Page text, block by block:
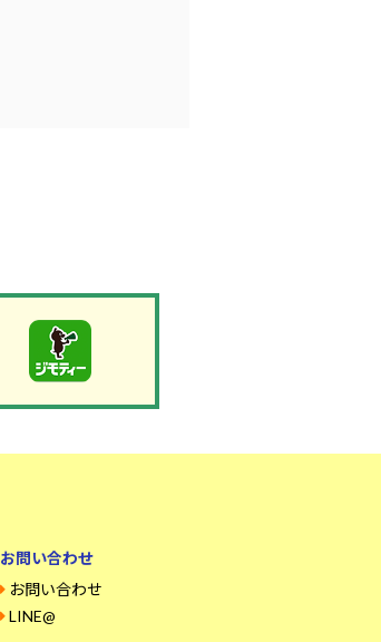
お問い合わせ
お問い合わせ
LINE@